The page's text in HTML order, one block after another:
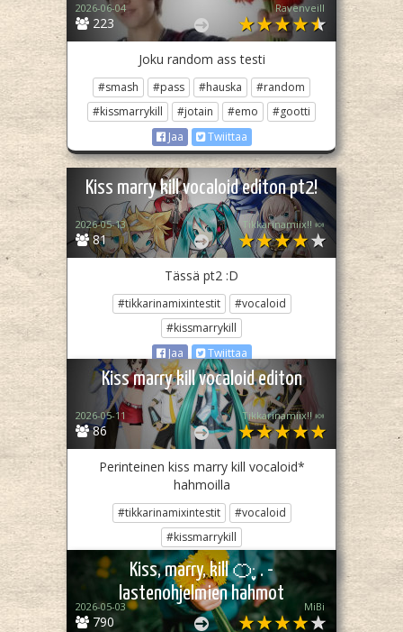
223
2026-06-04 Ravenveill
Joku random ass testi
#smash #pass #hauska
#random
#kissmarrykill
#jotain #emo
#gootti
Jaa
Twiittaa
Kiss marry kill vocaloid editon pt2!
81
2026-05-13 Tikkarinamiix!! 🍬
Tässä pt2 :D
#tikkarinamixintestit
#vocaloid
#kissmarrykill
Jaa
Twiittaa
Kiss marry kill vocaloid editon
86
2026-05-11 Tikkarinamiix!! 🍬
Perinteinen kiss marry kill vocaloid*
hahmoilla
#tikkarinamixintestit
#vocaloid
#kissmarrykill
Jaa
Twiittaa
Kiss, marry, kill 🍊ּ ֶָ֢. -
lastenohjelmien hahmot
790
2026-05-03 MiBi